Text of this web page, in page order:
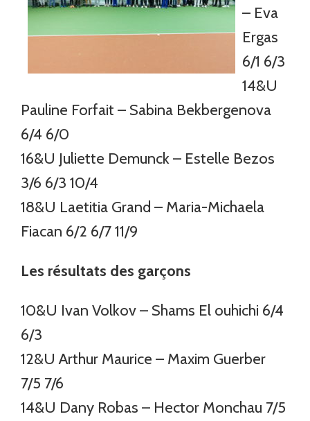
– Eva
Ergas
6/1 6/3
14&U
Pauline Forfait – Sabina Bekbergenova
6/4 6/0
16&U Juliette Demunck – Estelle Bezos
3/6 6/3 10/4
18&U Laetitia Grand – Maria-Michaela
Fiacan 6/2 6/7 11/9
Les résultats des garçons
10&U Ivan Volkov – Shams El ouhichi 6/4
6/3
12&U Arthur Maurice – Maxim Guerber
7/5 7/6
14&U Dany Robas – Hector Monchau 7/5